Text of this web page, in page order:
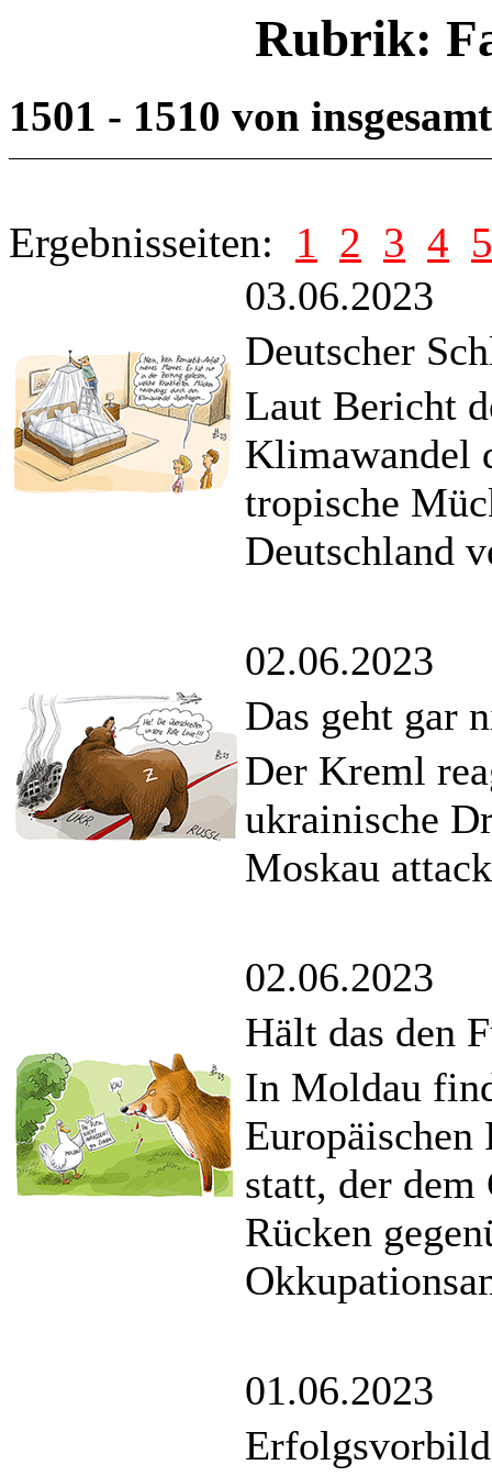
Rubrik:
1501 - 1510 von
Ergebnisseiten: 1 2 3 4 5
03.06.2023
Deutscher
Laut Bericht
Klimawandel
tropische
Deutschland
02.06.2023
Das geht gar
Der Kreml
ukrainische
Moskau
02.06.2023
Hält das den
In Moldau
Europäischen
statt, der dem
Rücken
01.06.2023